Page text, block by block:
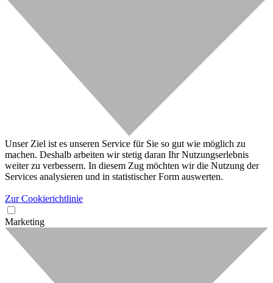
Unser Ziel ist es unseren Service für Sie so gut wie möglich zu
machen. Deshalb arbeiten wir stetig daran Ihr Nutzungserlebnis
weiter zu verbessern. In diesem Zug möchten wir die Nutzung der
Services analysieren und in statistischer Form auswerten.
Zur Cookierichtlinie
Marketing